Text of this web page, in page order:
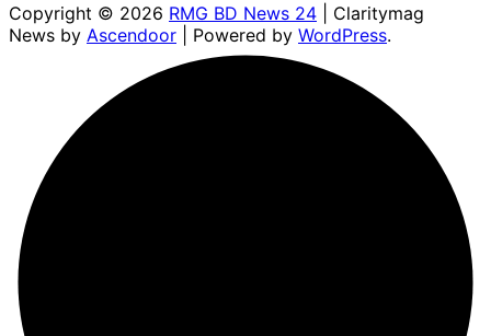
Copyright © 2026 RMG BD News 24 | Claritymag
News by Ascendoor | Powered by WordPress.